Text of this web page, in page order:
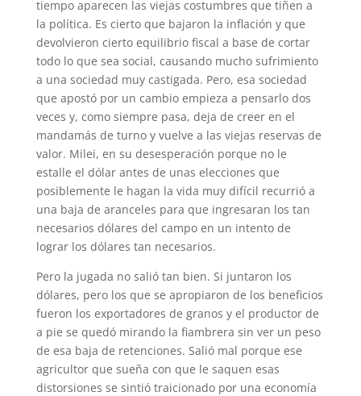
tiempo aparecen las viejas costumbres que tiñen a
la política. Es cierto que bajaron la inflación y que
devolvieron cierto equilibrio fiscal a base de cortar
todo lo que sea social, causando mucho sufrimiento
a una sociedad muy castigada. Pero, esa sociedad
que apostó por un cambio empieza a pensarlo dos
veces y, como siempre pasa, deja de creer en el
mandamás de turno y vuelve a las viejas reservas de
valor. Milei, en su desesperación porque no le
estalle el dólar antes de unas elecciones que
posiblemente le hagan la vida muy difícil recurrió a
una baja de aranceles para que ingresaran los tan
necesarios dólares del campo en un intento de
lograr los dólares tan necesarios.
Pero la jugada no salió tan bien. Si juntaron los
dólares, pero los que se apropiaron de los beneficios
fueron los exportadores de granos y el productor de
a pie se quedó mirando la fiambrera sin ver un peso
de esa baja de retenciones. Salió mal porque ese
agricultor que sueña con que le saquen esas
distorsiones se sintió traicionado por una economía